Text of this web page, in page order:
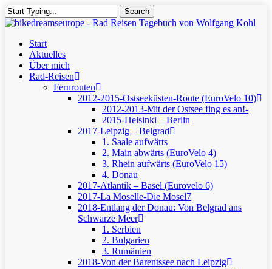
Skip
to
content
Search
Close
Menu
Start
Aktuelles
Über mich
Rad-Reisen
Fernrouten
2012-2015-Ostseeküsten-Route (EuroVelo 10)
2012-2013-Mit der Ostsee fing es an!-
2015-Helsinki – Berlin
2017-Leipzig – Belgrad
1. Saale aufwärts
2. Main abwärts (EuroVelo 4)
3. Rhein aufwärts (EuroVelo 15)
4. Donau
2017-Atlantik – Basel (Eurovelo 6)
2017-La Moselle-Die Mosel7
2018-Entlang der Donau: Von Belgrad ans
Schwarze Meer
1. Serbien
2. Bulgarien
3. Rumänien
2018-Von der Barentssee nach Leipzig